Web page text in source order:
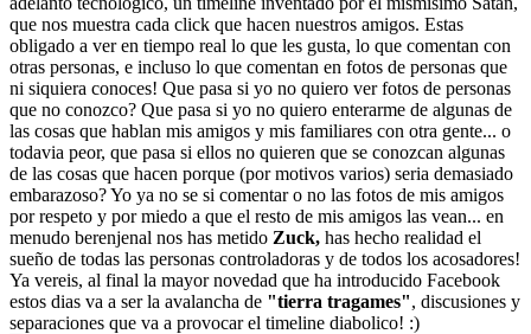
que nos muestra cada click que hacen nuestros amigos. Estas
obligado a ver en tiempo real lo que les gusta, lo que comentan con
otras personas, e incluso lo que comentan en fotos de personas que
ni siquiera conoces! Que pasa si yo no quiero ver fotos de personas
que no conozco? Que pasa si yo no quiero enterarme de algunas de
las cosas que hablan mis amigos y mis familiares con otra gente... o
todavia peor, que pasa si ellos no quieren que se conozcan algunas
de las cosas que hacen porque (por motivos varios) seria demasiado
embarazoso? Yo ya no se si comentar o no las fotos de mis amigos
por respeto y por miedo a que el resto de mis amigos las vean... en
menudo berenjenal nos has metido Zuck, has hecho realidad el
sueño de todas las personas controladoras y de todos los acosadores!
Ya vereis, al final la mayor novedad que ha introducido Facebook
estos dias va a ser la avalancha de "tierra tragames", discusiones y
separaciones que va a provocar el timeline diabolico! :)